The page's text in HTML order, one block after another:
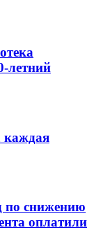
летний
каждая
по снижению
оплатили